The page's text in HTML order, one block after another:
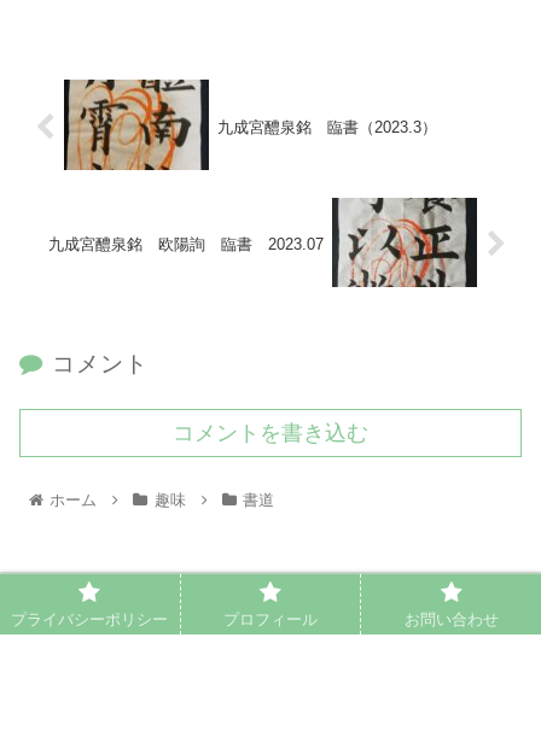
九成宮醴泉銘 臨書（2023.3）
九成宮醴泉銘 欧陽詢 臨書 2023.07
コメント
コメントを書き込む
ホーム 趣味 書道
PAGE TOP
プライバシーポリシー プロフィール お問い合わせ